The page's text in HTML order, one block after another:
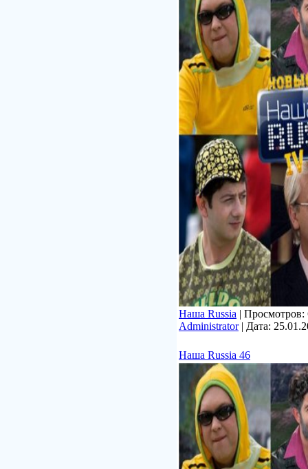
Наша Russia | Просмотров:
Administrator| Дата:
Наша Russia 46